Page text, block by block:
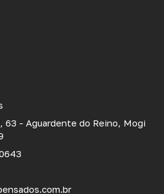
63 - Aguardente do Reino, Mogi